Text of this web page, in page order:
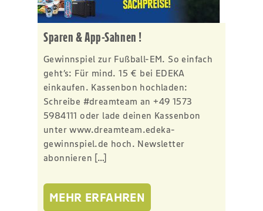
Sparen & App-Sahnen !
Gewinnspiel zur Fußball-EM. So einfach
geht’s: Für mind. 15 € bei EDEKA
einkaufen. Kassenbon hochladen:
Schreibe #dreamteam an +49 1573
5984111 oder lade deinen Kassenbon
unter www.dreamteam.edeka-
gewinnspiel.de hoch. Newsletter
abonnieren […]
MEHR ERFAHREN